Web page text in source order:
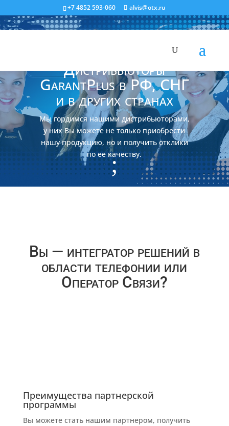
+7 4852 593-060 alvis@otx.ru
Дистрибьюторы
GarantPlus в РФ, СНГ
и в других странах
Мы гордимся нашими дистрибьюторами,
у них Вы можете не только приобрести
нашу продукцию, но и получить отклики
по ее качеству.
;
Вы — интегратор решений в
области телефонии или
Оператор Связи?
Преимущества партнерской
программы
Вы можете стать нашим партнером, получить